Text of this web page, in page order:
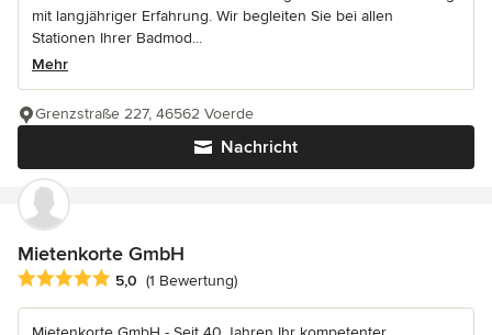
mit langjähriger Erfahrung. Wir begleiten Sie bei allen
Stationen Ihrer Badmod...
Mehr
Nachricht
Grenzstraße 227, 46562 Voerde
Mietenkorte GmbH
Durchschnittliche Bewertung: 5 von 5 Sternen
5,0 (1 Bewertung)